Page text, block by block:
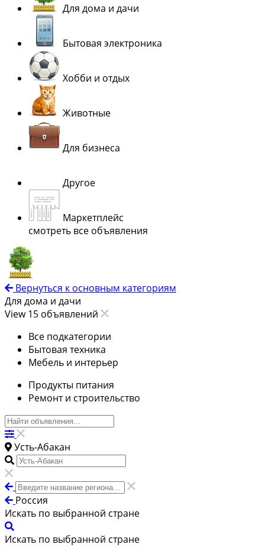
Для дома и дачи
Бытовая электроника
Хобби и отдых
Животные
Для бизнеса
Другое
Маркетплейс
смотреть все объявления
Вернуться к основным категориям
Для дома и дачи
View 15 объявлений
Все подкатегории
Бытовая техника
Мебель и интерьер
Продукты питания
Ремонт и строительство
Усть-Абакан
Россия
Искать по выбранной стране
Искать по выбранной стране